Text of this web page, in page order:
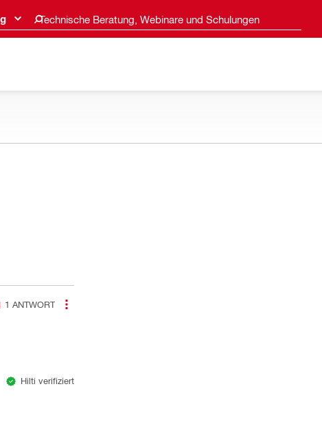
Technische Beratung, Webinare und Schulungen
1 ANTWORT
Hilti verifiziert